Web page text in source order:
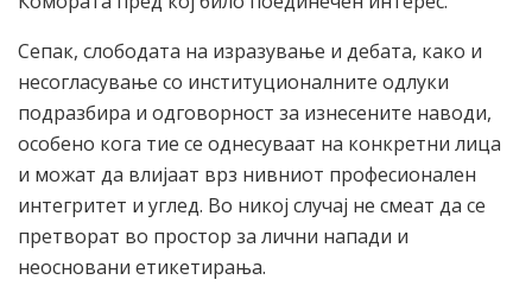
Сепак, слободата на изразување и дебата, како и
несогласување со институционалните одлуки
подразбира и одговорност за изнесените наводи,
особено кога тие се однесуваат на конкретни лица
и можат да влијаат врз нивниот професионален
интегритет и углед. Во никој случај не смеат да се
претворат во простор за лични напади и
неосновани етикетирања.